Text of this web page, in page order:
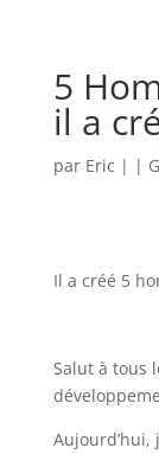
5
il a
par Eric | |
Il a créé 5
Salut à tous
Aujourd’hui,